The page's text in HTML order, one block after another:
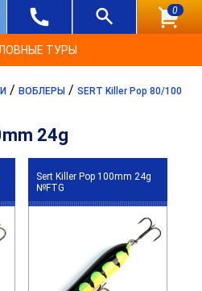
0
ТУРЫ
/ ВОБЛЕРЫ / SERT Killer Pop 80/100
24g
Sert Killer Pop 100mm 24g
№FTG